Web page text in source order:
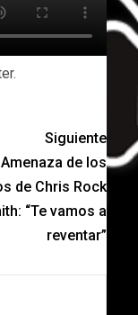
Siguiente
Amenaza de los
de Chris Rock
“Te vamos a
reventar”